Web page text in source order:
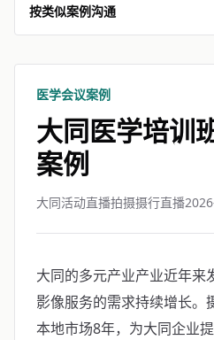
按类似案例沟通
医学会议案例
大同医学培训
案例
大同活动直播拍摄摄行直播
大同的多元产业产业近年来
影像服务的需求持续增长。
本地市场8年，为大同企业